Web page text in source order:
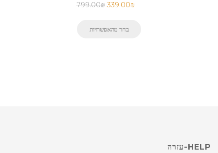
799.00₪ 339.00₪
בחר מהאפשרויות
HELP-עזרה